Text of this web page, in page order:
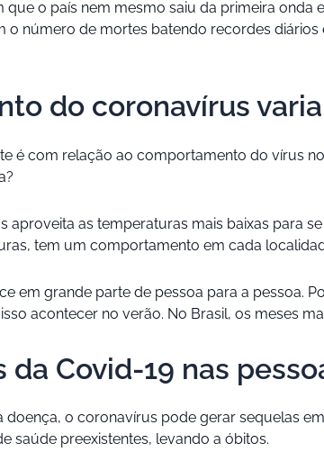
o país nem mesmo saiu da primeira onda
número de mortes batendo recordes
do coronavírus
é com relação ao comportamento do vírus
aproveita as temperaturas mais baixas para
tem um comportamento em cada
em grande parte de pessoa para a pessoa.
acontecer no verão. No Brasil, os meses
da Covid-19 nas
o coronavírus pode gerar sequelas
saúde preexistentes, levando a óbitos.